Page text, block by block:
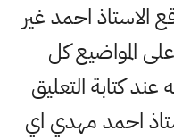
الاستاذ احمد غير
المواضيع كل
كتابة التعليق
احمد مهدي اي